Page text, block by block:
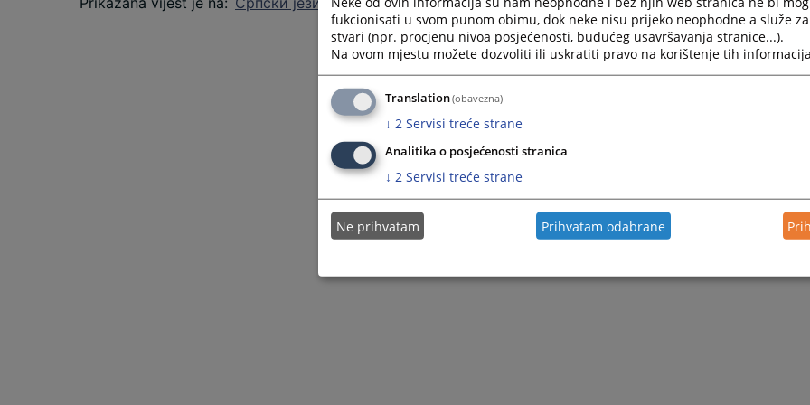
fukcionisati u svom punom obimu, dok neke nisu prijeko neophodne a služe
stvari (npr. procjenu nivoa posjećenosti, budućeg usavršavanja stranice...).
Na ovom mjestu možete dozvoliti ili uskratiti pravo na korištenje tih
Translation(obavezna)
↓ 2 Servisi treće strane
Analitika o posjećenosti stranica
↓ 2 Servisi treće strane
Ne prihvatam Prihvatam odabrane